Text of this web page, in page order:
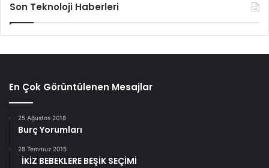
Son Teknoloji Haberleri
En Çok Görüntülenen Mesajlar
25 Ağustos 2018
Burç Yorumları
28 Temmuz 2015
İKİZ BEBEKLERE BEŞİK SEÇİMİ